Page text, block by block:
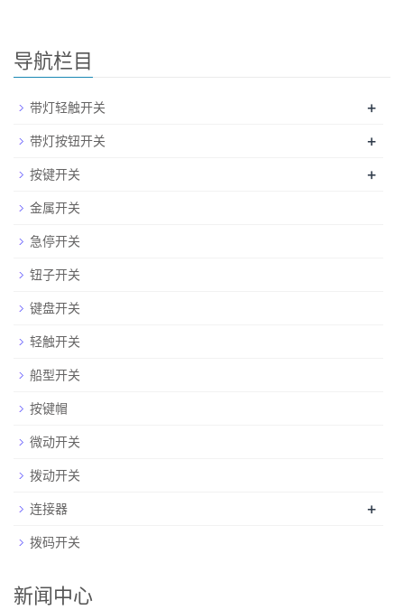
导航栏目
带灯轻触开关 +
带灯按钮开关 +
按键开关 +
金属开关
急停开关
钮子开关
键盘开关
轻触开关
船型开关
按键帽
微动开关
拨动开关
连接器
+
拨码开关
新闻中心